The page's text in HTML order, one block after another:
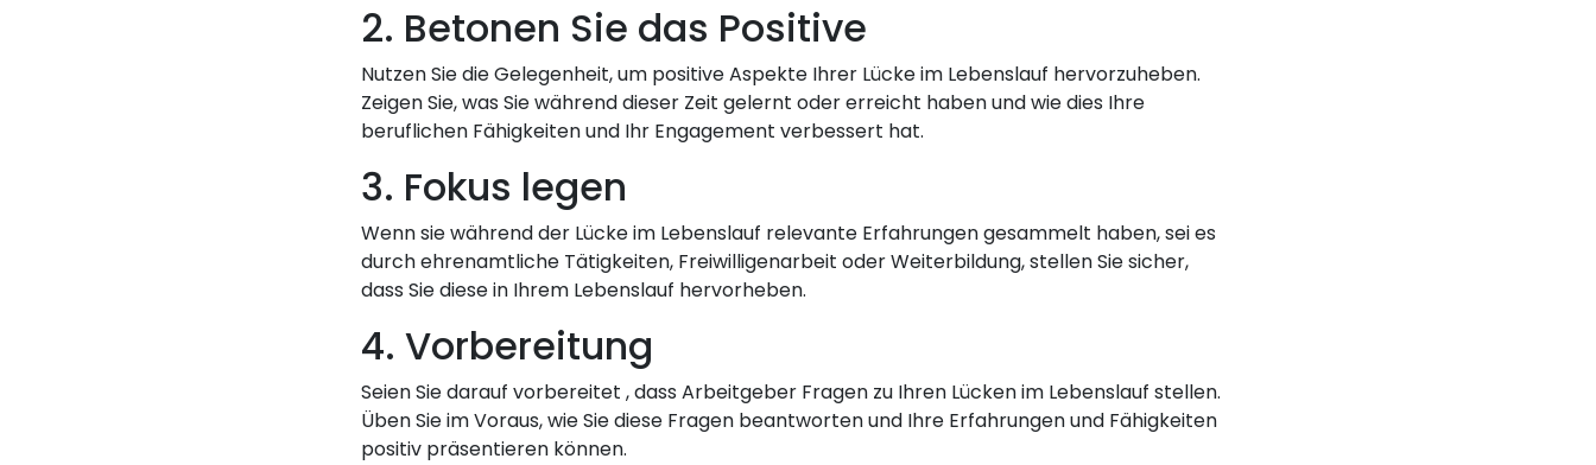
2. Betonen Sie das Positive
Nutzen Sie die Gelegenheit, um positive Aspekte Ihrer Lücke im Lebenslauf hervorzuheben.
Zeigen Sie, was Sie während dieser Zeit gelernt oder erreicht haben und wie dies Ihre
beruflichen Fähigkeiten und Ihr Engagement verbessert hat.
3. Fokus legen
Wenn sie während der Lücke im Lebenslauf relevante Erfahrungen gesammelt haben, sei es
durch ehrenamtliche Tätigkeiten, Freiwilligenarbeit oder Weiterbildung, stellen Sie sicher,
dass Sie diese in Ihrem Lebenslauf hervorheben.
4. Vorbereitung
Seien Sie darauf vorbereitet , dass Arbeitgeber Fragen zu Ihren Lücken im Lebenslauf stellen.
Üben Sie im Voraus, wie Sie diese Fragen beantworten und Ihre Erfahrungen und Fähigkeiten
positiv präsentieren können.